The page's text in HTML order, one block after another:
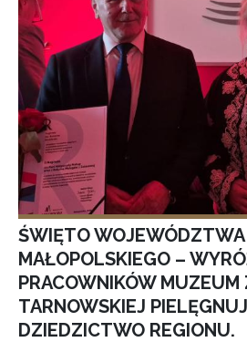
ŚWIĘTO WOJEWÓDZTWA
MAŁOPOLSKIEGO –
PRACOWNIKÓW MUZEUM
TARNOWSKIEJ
DZIEDZICTWO REGIONU.